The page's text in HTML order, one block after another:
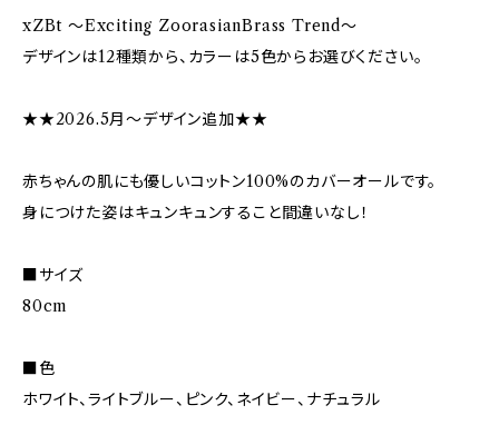
xZBt ～Exciting ZoorasianBrass Trend～
デザインは12種類から、カラーは5色からお選びください。
★★2026.5月〜デザイン追加★★
赤ちゃんの肌にも優しいコットン100%のカバーオールです。
身につけた姿はキュンキュンすること間違いなし！
■サイズ
80cm
■色
ホワイト、ライトブルー、ピンク、ネイビー、ナチュラル